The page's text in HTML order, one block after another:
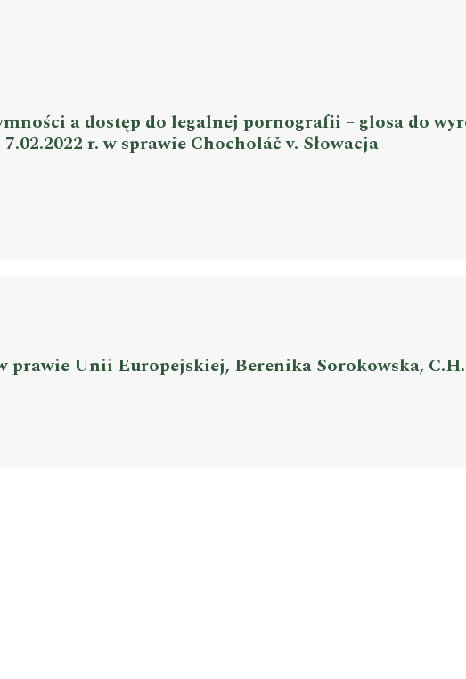
a dostęp do legalnej pornografii – glosa do
r. w sprawie Chocholáč v. Słowacja
prawie Unii Europejskiej, Berenika Sorokowska, C.H.